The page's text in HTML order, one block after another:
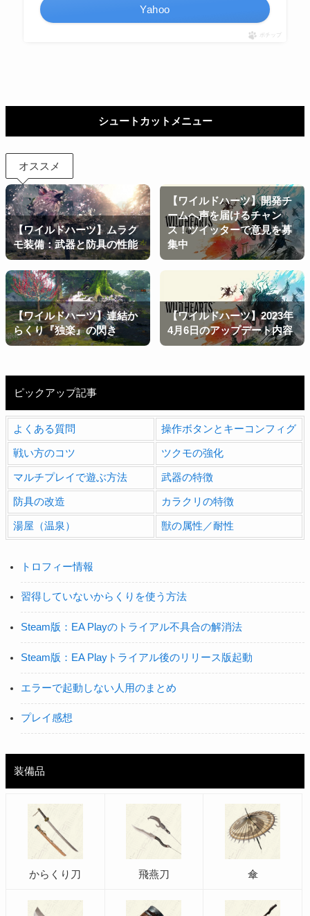
Yahoo
ポチップ
シュートカットメニュー
オススメ
【ワイルドハーツ】ムラク
モ装備：武器と防具の性能
【ワイルドハーツ】開発チ
ームへ声を届けるチャン
ス！ツイッターで意見を募
集中
【ワイルドハーツ】連結か
らくり『独楽』の閃き
【ワイルドハーツ】2023年
4月6日のアップデート内容
ピックアップ記事
よくある質問 操作ボタンとキーコンフィグ
戦い方のコツ ツクモの強化
マルチプレイで遊ぶ方法 武器の特徴
防具の改造 カラクリの特徴
湯屋（温泉） 獣の属性／耐性
トロフィー情報
習得していないからくりを使う方法
Steam版：EA Playのトライアル不具合の解消法
Steam版：EA Playトライアル後のリリース版起動
エラーで起動しない人用のまとめ
プレイ感想
装備品
からくり刀 飛燕刀 傘